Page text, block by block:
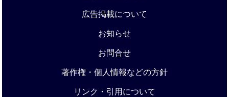
広告掲載について
お知らせ
お問合せ
著作権・個人情報などの方針
リンク・引用について